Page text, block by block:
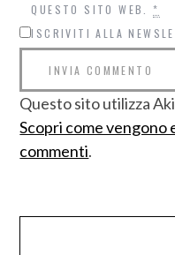
QUESTO SITO WEB.*
ISCRIVITI ALLA
Questo sito utilizza
Scopri come vengono
commenti.